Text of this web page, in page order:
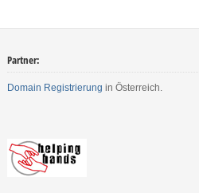
Partner:
Domain Registrierung in Österreich.